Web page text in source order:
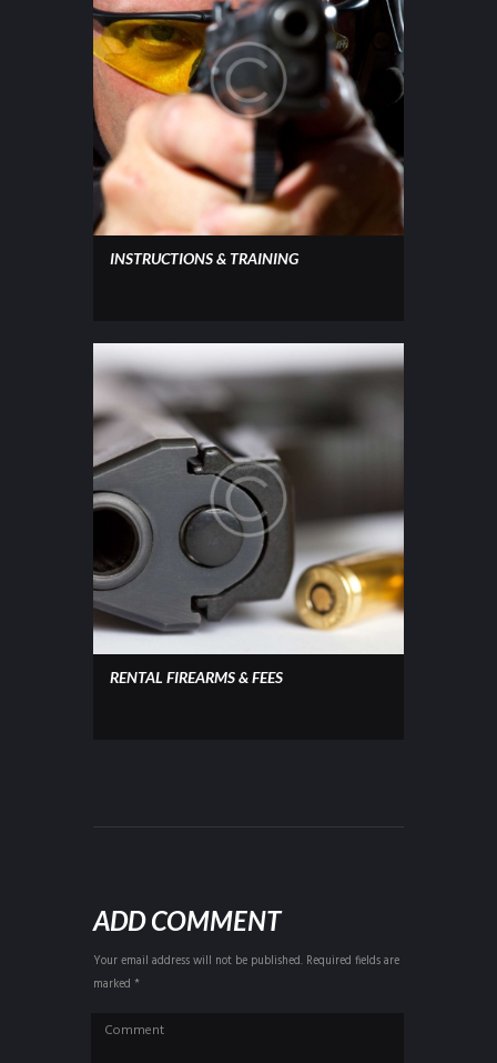
INSTRUCTIONS & TRAINING
RENTAL FIREARMS & FEES
ADD COMMENT
Your email address will not be published. Required fields are
marked *